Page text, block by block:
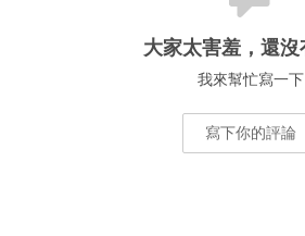
大家太害羞，還沒
我來幫忙寫一下
寫下你的評論